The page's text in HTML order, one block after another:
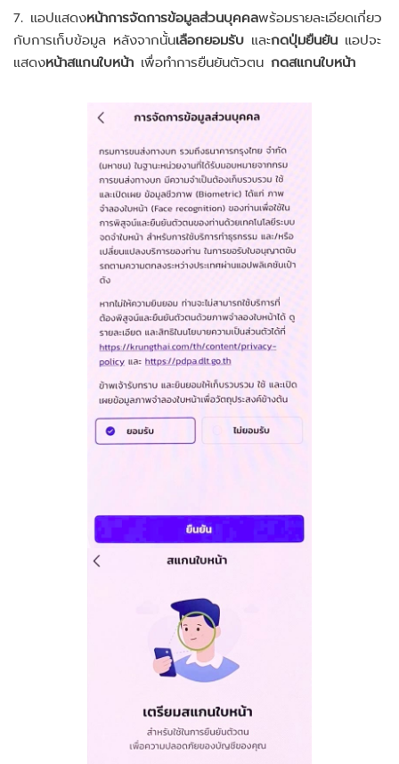
7. แอปแสดงหน้าการจัดการข้อมูลส่วนบุคคลพร้อมรายละเอียดเกี่ยว
กับการเก็บข้อมูล หลังจากนั้นเลือกยอมรับ และกดปุ่มยืนยัน แอปจะ
แสดงหน้าสแกนใบหน้า เพื่อทำการยืนยันตัวตน กดสแกนใบหน้า